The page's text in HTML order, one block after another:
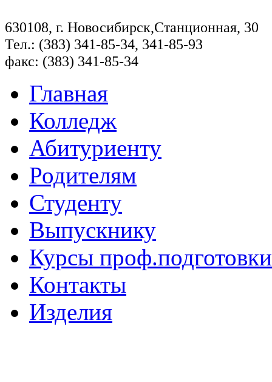
630108, г. Новосибирск,Станционная, 30
Тел.: (383) 341-85-34, 341-85-93
факс: (383) 341-85-34
Главная
Колледж
Абитуриенту
Родителям
Студенту
Выпускнику
Курсы проф.подготовки
Контакты
Изделия